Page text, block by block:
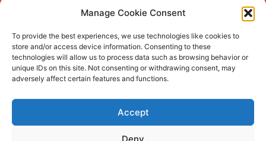
Manage Cookie Consent
To provide the best experiences, we use technologies like cookies to
store and/or access device information. Consenting to these
technologies will allow us to process data such as browsing behavior or
unique IDs on this site. Not consenting or withdrawing consent, may
adversely affect certain features and functions.
Accept
Deny
Podlech, il Cile lo ha condannato
all’ergastolo
Era ubriaca…